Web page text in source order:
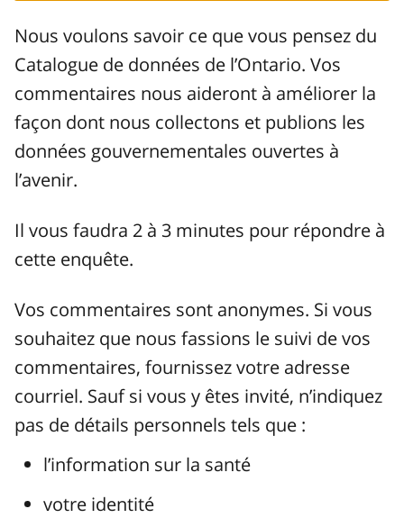
Nous voulons savoir ce que vous pensez du
Catalogue de données de l’Ontario. Vos
commentaires nous aideront à améliorer la
façon dont nous collectons et publions les
données gouvernementales ouvertes à
l’avenir.
Il vous faudra 2 à 3 minutes pour répondre à
cette enquête.
Vos commentaires sont anonymes. Si vous
souhaitez que nous fassions le suivi de vos
commentaires, fournissez votre adresse
courriel. Sauf si vous y êtes invité, n’indiquez
pas de détails personnels tels que :
l’information sur la santé
votre identité